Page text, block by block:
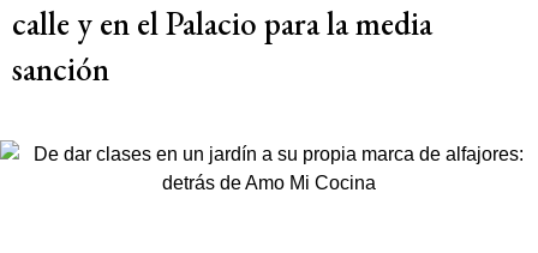
calle y en el Palacio para la media
sanción